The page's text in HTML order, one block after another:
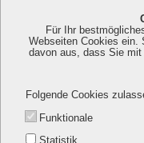
Für Ihr
Webseiten Cookies ein.
davon aus, dass Sie
Folgende Cookies
Funktionale
Vertrag widerrufen